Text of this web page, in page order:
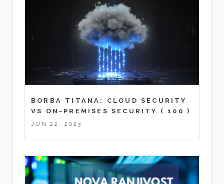
BORBA TITANA: CLOUD SECURITY
VS ON-PREMISES SECURITY
( 100 )
JUN 22, 2023